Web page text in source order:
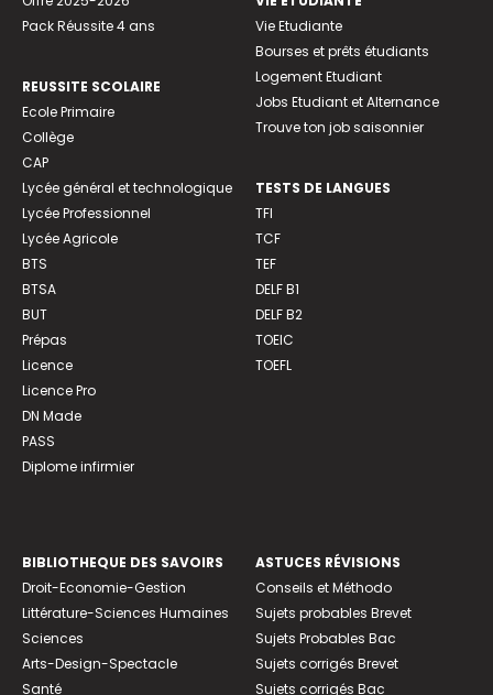
Pack Réussite 4 ans
REUSSITE SCOLAIRE
Ecole Primaire
Collège
CAP
Lycée général et technologique
Lycée Professionnel
Lycée Agricole
BTS
BTSA
BUT
Prépas
Licence
Licence Pro
DN Made
PASS
Diplome infirmier
Vie Etudiante
Bourses et prêts étudiants
Logement Etudiant
Jobs Etudiant et Alternance
Trouve ton job saisonnier
TESTS DE LANGUES
TFI
TCF
TEF
DELF B1
DELF B2
TOEIC
TOEFL
BIBLIOTHEQUE DES SAVOIRS
Droit-Economie-Gestion
Littérature-Sciences Humaines
Sciences
Arts-Design-Spectacle
Santé
ASTUCES RÉVISIONS
Conseils et Méthodo
Sujets probables Brevet
Sujets Probables Bac
Sujets corrigés Brevet
Sujets corrigés Bac